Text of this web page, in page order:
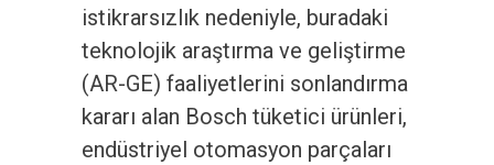
istikrarsızlık nedeniyle, buradaki
teknolojik araştırma ve geliştirme
(AR-GE) faaliyetlerini sonlandırma
kararı alan Bosch tüketici ürünleri,
endüstriyel otomasyon parçaları